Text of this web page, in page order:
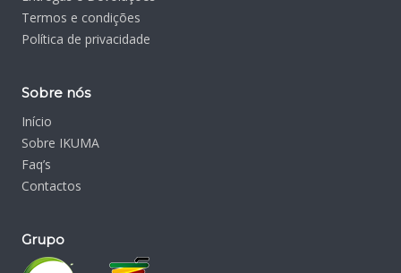
Termos e condições
Política de privacidade
Sobre nós
Início
Sobre IKUMA
Faq’s
Contactos
Grupo